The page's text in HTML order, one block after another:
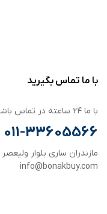
با ما تماس بگیرید
با ما ۲۴ ساعته در تماس باشید
011-33605566
مازندران ساری بلوار ولیعصر
info@bonakbuy.com